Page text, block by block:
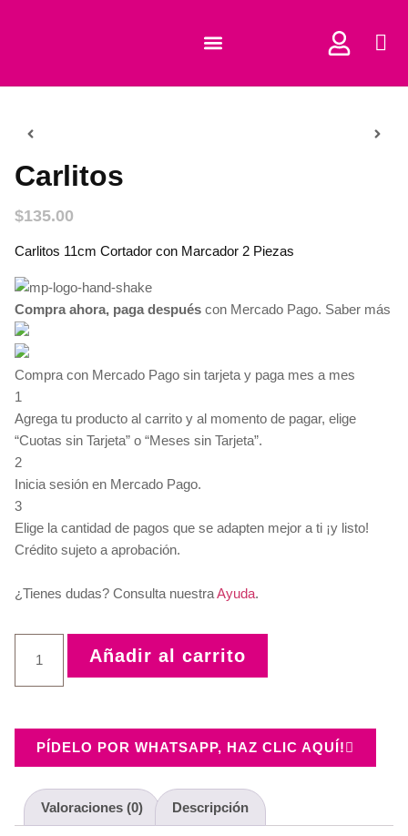
Carlitos
$135.00
Carlitos 11cm Cortador con Marcador 2 Piezas
Compra ahora, paga después con Mercado Pago. Saber más
Compra con Mercado Pago sin tarjeta y paga mes a mes
1
Agrega tu producto al carrito y al momento de pagar, elige
“Cuotas sin Tarjeta” o “Meses sin Tarjeta”.
2
Inicia sesión en Mercado Pago.
3
Elige la cantidad de pagos que se adapten mejor a ti ¡y listo!
Crédito sujeto a aprobación.
¿Tienes dudas? Consulta nuestraAyuda.
Añadir al carrito
PÍDELO POR WHATSAPP, HAZ CLIC AQUÍ!
Valoraciones (0) Descripción